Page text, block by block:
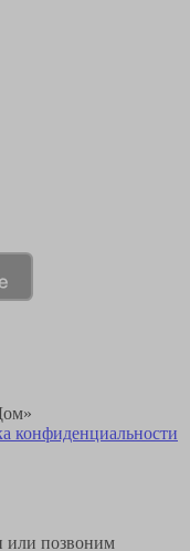
конфиденциальности
или позвоним